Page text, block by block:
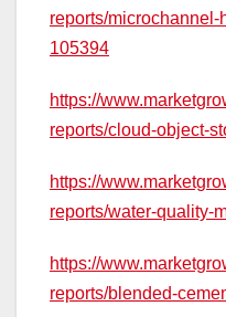
reports/
105394
https://
reports/cloud-object-
https://
reports/water-quality-
https://
reports/blended-